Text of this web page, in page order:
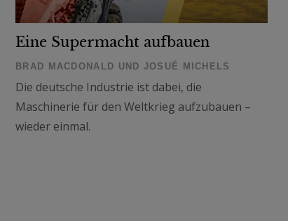
Eine Supermacht aufbauen
BRAD MACDONALD UND JOSUÉ MICHELS
Die deutsche Industrie ist dabei, die
Maschinerie für den Weltkrieg aufzubauen –
wieder einmal.